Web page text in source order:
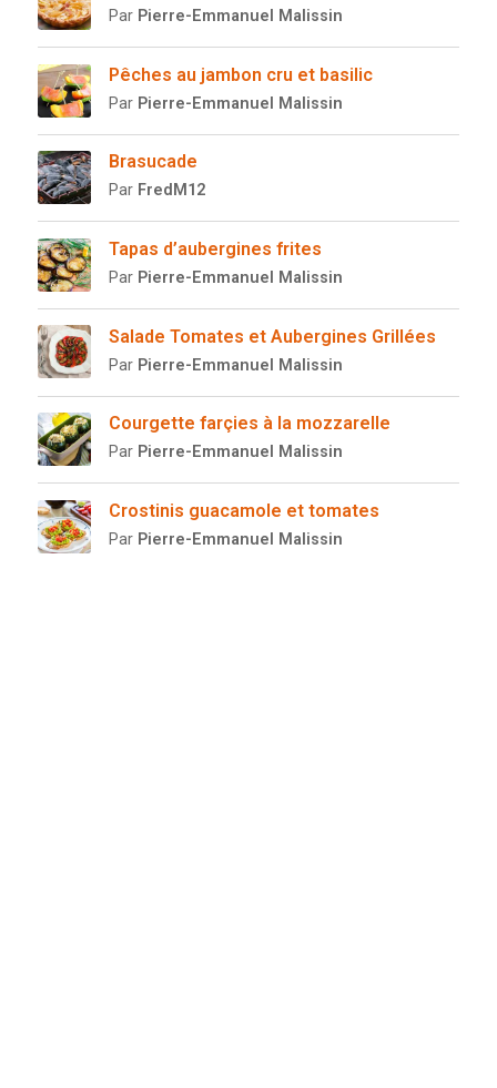
Par Pierre-Emmanuel Malissin
Pêches au jambon cru et basilic
Par Pierre-Emmanuel Malissin
Brasucade
Par FredM12
Tapas d’aubergines frites
Par Pierre-Emmanuel Malissin
Salade Tomates et Aubergines Grillées
Par Pierre-Emmanuel Malissin
Courgette farçies à la mozzarelle
Par Pierre-Emmanuel Malissin
Crostinis guacamole et tomates
Par Pierre-Emmanuel Malissin